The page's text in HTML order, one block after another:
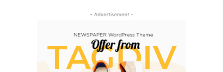
- Advertisement -